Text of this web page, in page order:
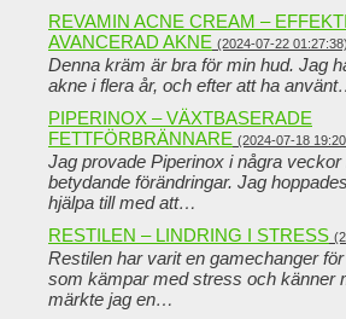
REVAMIN ACNE CREAM –
AVANCERAD AKNE (2024-07-22 01:27:38)
Denna kräm är bra för min hud. Jag
akne i flera år, och efter att ha
PIPERINOX – VÄXTBASERADE
FETTFÖRBRÄNNARE (2024-07-18
Jag provade Piperinox i några
betydande förändringar. Jag
hjälpa till med att…
RESTILEN – LINDRING I STRESS
Restilen har varit en gamechanger
som kämpar med stress och känner
märkte jag en…